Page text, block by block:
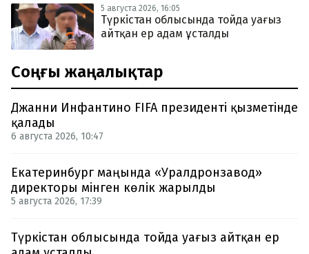
5 августа 2026, 16:05
Түркістан облысында тойда уағыз
айтқан ер адам ұсталды
Соңғы жаңалықтар
Джанни Инфантино FIFA президенті қызметінде
қалады
6 августа 2026, 10:47
Екатеринбург маңында «Уралдронзавод»
директоры мінген көлік жарылды
5 августа 2026, 17:39
Түркістан облысында тойда уағыз айтқан ер